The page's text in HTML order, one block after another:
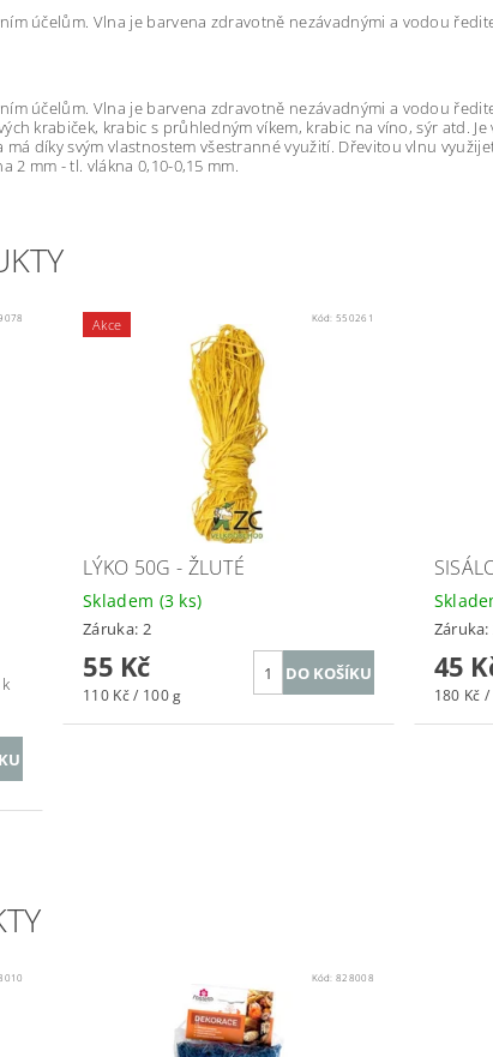
účelům. Vlna je barvena zdravotně nezávadnými a vodou
účelům. Vlna je barvena zdravotně nezávadnými a vodou
krabiček, krabic s průhledným víkem, krabic na víno, sýr atd. Je
díky svým vlastnostem všestranné využití. Dřevitou vlnu
2 mm - tl. vlákna 0,10-0,15 mm.
Akce Kód:550261
LÝKO 50G - ŽLUTÉ
Skladem (3 ks)
Záruka: 2
55 Kč
110 Kč / 100 g
Záruka:
45
180 Kč
Kód:828008